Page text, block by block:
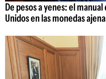
De pesos a yenes: el
Unidos en las monedas